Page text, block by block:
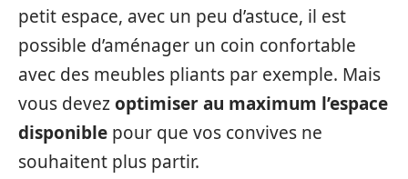
petit espace, avec un peu d’astuce, il est
possible d’aménager un coin confortable
avec des meubles pliants par exemple. Mais
vous devezoptimiser au maximum l’espace
disponible pour que vos convives ne
souhaitent plus partir.